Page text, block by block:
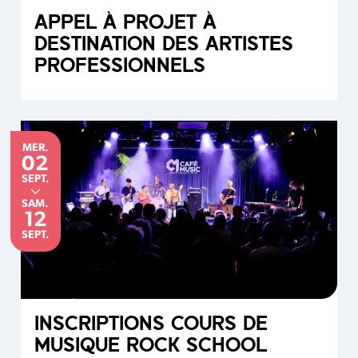
APPEL À PROJET À
DESTINATION DES ARTISTES
PROFESSIONNELS
du
MERCREDI
MER.
02
SEPTEMBRE
SEPT.
au
SAMEDI
SAM.
12
SEPTEMBRE
SEPT.
INSCRIPTIONS COURS DE
MUSIQUE ROCK SCHOOL